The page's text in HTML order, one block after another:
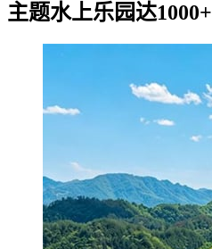
主题水上乐园达1000+